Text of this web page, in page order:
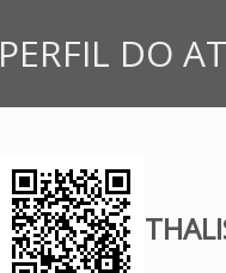
PERFIL DO